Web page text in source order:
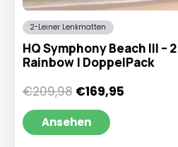
2-Leiner Lenkmatten
HQ Symphony Beach III –
Rainbow | DoppelPack
€209,98 Ursprünglicher
Preis
war:
€209,98
€169,95Aktueller
Ansehen